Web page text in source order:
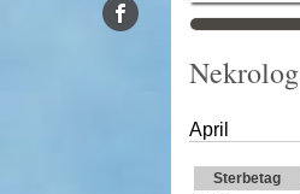
April
Sterbetag